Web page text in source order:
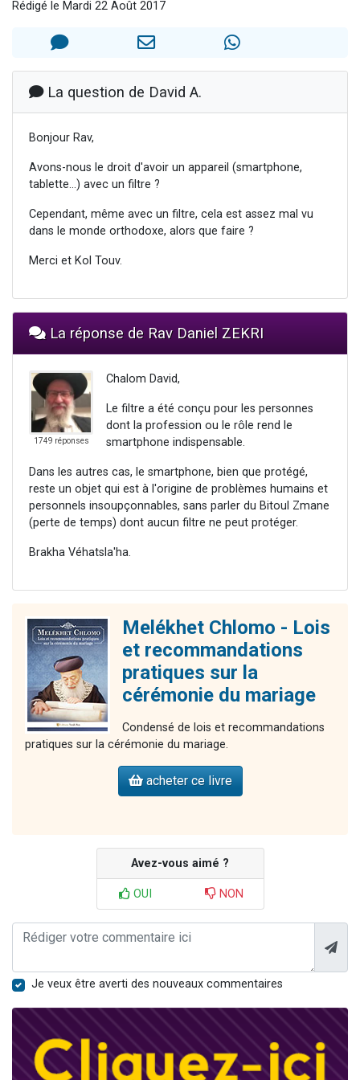
6 personnes viennent de faire un don pour 5 enfants déjà orphelins risquent de perdre leur maman
2 personnes viennent de faire un don pour Reloger Rivka, 6 enfants, victime de violences...
Il reste 49 places pour étudier en groupe sur Zoom
3 personnes viennent de faire un don pour Diane, 80 ans, dans un appartement insalubre
Rédigé le Mardi 22 Août 2017
La question de David A.
Bonjour Rav,
Avons-nous le droit d'avoir un appareil (smartphone,
tablette...) avec un filtre ?
Cependant, même avec un filtre, cela est assez mal vu
dans le monde orthodoxe, alors que faire ?
Merci et Kol Touv.
La réponse de Rav Daniel ZEKRI
1749 réponses
Chalom David,
Le filtre a été conçu pour les personnes
dont la profession ou le rôle rend le
smartphone indispensable.
Dans les autres cas, le smartphone, bien que protégé,
reste un objet qui est à l'origine de problèmes humains et
personnels insoupçonnables, sans parler du Bitoul Zmane
(perte de temps) dont aucun filtre ne peut protéger.
Brakha Véhatsla'ha.
Melékhet Chlomo - Lois
et recommandations
pratiques sur la
cérémonie du mariage
Condensé de lois et recommandations
pratiques sur la cérémonie du mariage.
acheter ce livre
Avez-vous aimé ?
OUI NON
Je veux être averti des nouveaux commentaires